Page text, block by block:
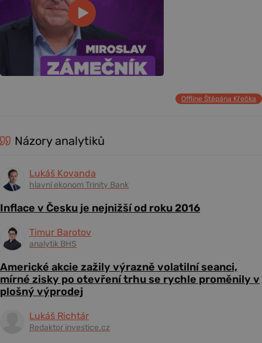
Offline Štěpána Křečka
Názory analytiků
Lukáš Kovanda
hlavní ekonom Trinity Bank
Inflace v Česku je nejnižší od roku 2016
Timur Barotov
analytik BHS
Americké akcie zažily výrazně volatilní seanci,
mírné zisky po otevření trhu se rychle proměnily v
plošný výprodej
Lukáš Richtár
Redaktor investice.cz